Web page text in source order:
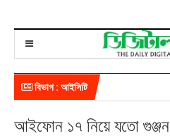
বিভাগ : আইসিটি
আইফোন ১৭ নিয়ে যতো গুঞ্জন